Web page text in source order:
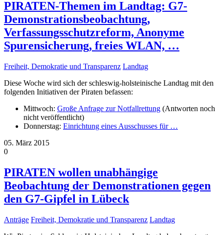
PIRATEN-Themen im Landtag: G7-
Demonstrationsbeobachtung,
Verfassungsschutzreform, Anonyme
Spurensicherung, freies WLAN, …
Freiheit, Demokratie und Transparenz Landtag
Diese Woche wird sich der schleswig-holsteinische Landtag mit den
folgenden Initiativen der Piraten befassen:
Mittwoch: Große Anfrage zur Notfallrettung (Antworten noch
nicht veröffentlicht)
Donnerstag: Einrichtung eines Ausschusses für …
05. März 2015
0
PIRATEN wollen unabhängige
Beobachtung der Demonstrationen gegen
den G7-Gipfel in Lübeck
Anträge Freiheit, Demokratie und Transparenz Landtag